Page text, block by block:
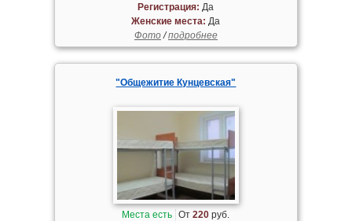
Регистрация: Да
Женские места: Да
Фото/подробнее
"Общежитие Кунцевская"
Места есть От220 руб.